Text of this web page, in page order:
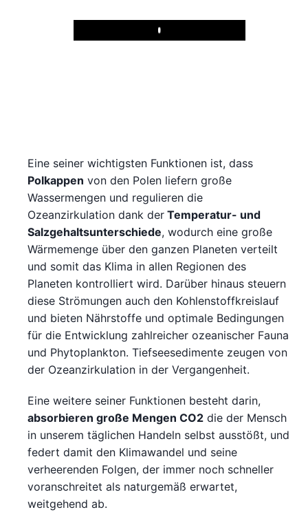
Play
Eine seiner wichtigsten Funktionen ist, dass
Polkappen von den Polen liefern große
Wassermengen und regulieren die
Ozeanzirkulation dank der Temperatur- und
Salzgehaltsunterschiede, wodurch eine große
Wärmemenge über den ganzen Planeten verteilt
und somit das Klima in allen Regionen des
Planeten kontrolliert wird. Darüber hinaus steuern
diese Strömungen auch den Kohlenstoffkreislauf
und bieten Nährstoffe und optimale Bedingungen
für die Entwicklung zahlreicher ozeanischer Fauna
und Phytoplankton. Tiefseesedimente zeugen von
der Ozeanzirkulation in der Vergangenheit.
Eine weitere seiner Funktionen besteht darin,
absorbieren große Mengen CO2 die der Mensch
in unserem täglichen Handeln selbst ausstößt, und
federt damit den Klimawandel und seine
verheerenden Folgen, der immer noch schneller
voranschreitet als naturgemäß erwartet,
weitgehend ab.